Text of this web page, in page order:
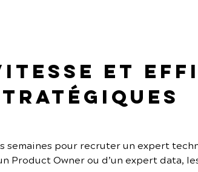
et
pour recruter un expert
Product Owner ou d’un expert